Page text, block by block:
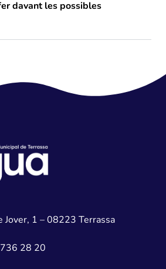
davant les possibles
Jover, 1 – 08223 Terrassa
28 20